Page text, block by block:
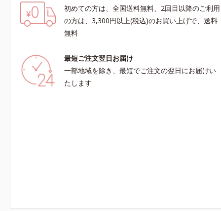
初めての方は、全国送料無料、2回目以降のご利用
の方は、3,300円以上(税込)のお買い上げで、送料
無料
最短ご注文翌日お届け
一部地域を除き、最短でご注文の翌日にお届けい
たします